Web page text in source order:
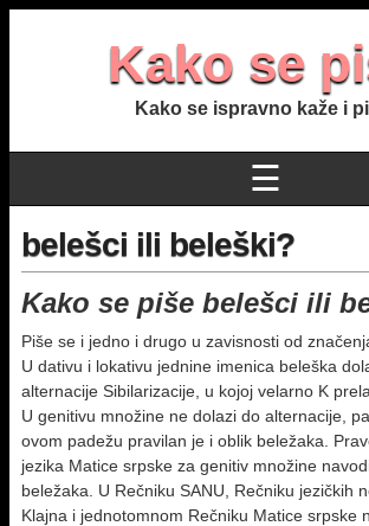
Kako se
Kako se ispravno kaže i
☰
belešci ili beleški?
Kako se piše belešci ili
Piše se i jedno i drugo u zavisnosti od
U dativu i lokativu jednine imenica beleška
alternacije Sibilarizacije, u kojoj velarno K
U genitivu množine ne dolazi do alternacije,
ovom padežu pravilan je i oblik beležaka.
jezika Matice srpske za genitiv množine
beležaka. U Rečniku SANU, Rečniku jezičkih
Klajna i jednotomnom Rečniku Matice srpske